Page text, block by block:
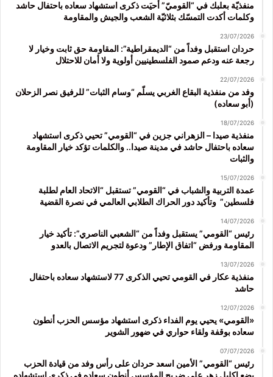
منفذيّة بعلبك في “القوميّ” أحيَت ذكرى استشهاد سعاده باحتفال حاشد
وكلمات أكدت التمسّك بثلاثيّة الشعب والجيش والمقاومة
23/07/2026
حردان استقبل وفداً من “الديمقراطية”: المقاومة حق ثابت وخيار لا
رجعة عنه ودعم صمود الفلسطينيين أولوية ولا أمان للاحتلال
22/07/2026
وفد من منفذية البقاع الغربي يسلّم “وسام الثبات” للرفيق نصر الزحلان
(أبو سعاده)
18/07/2026
منفذية صيدا – الزهراني جزين في “القومي” تحيي ذكرى استشهاد
سعاده باحتفال حاشد في مدينة صيدا.. والكلمات تؤكد خيار المقاومة
والثبات
15/07/2026
عمدة التربية والشباب في “القومي” تستقبل “الاتحاد العام لطلبة
فلسطين” وتأكيد دور الحراك الطلابي العالمي في نصرة القضية
14/07/2026
رئيس “القومي” يستقبل وفداً من “الشعبي الناصري”: تأكيد خيار
المقاومة ورفض “اتفاق الإطار” ودعوة لتجريم الاتصال بالعدو
13/07/2026
منفذية عكار في القومي تحيي الذكرى 77 لاستشهاد سعاده باحتفال
حاشد
12/07/2026
«القومي» يحيي يوم الفداء ذكرى استشهاد مؤسس الحزب أنطون
سعاده بوقفة ولقاء حواري في ضهور الشوير
07/07/2026
رئيس “القومي” الأمين اسعد حردان على رأس وفد من قيادة الحزب